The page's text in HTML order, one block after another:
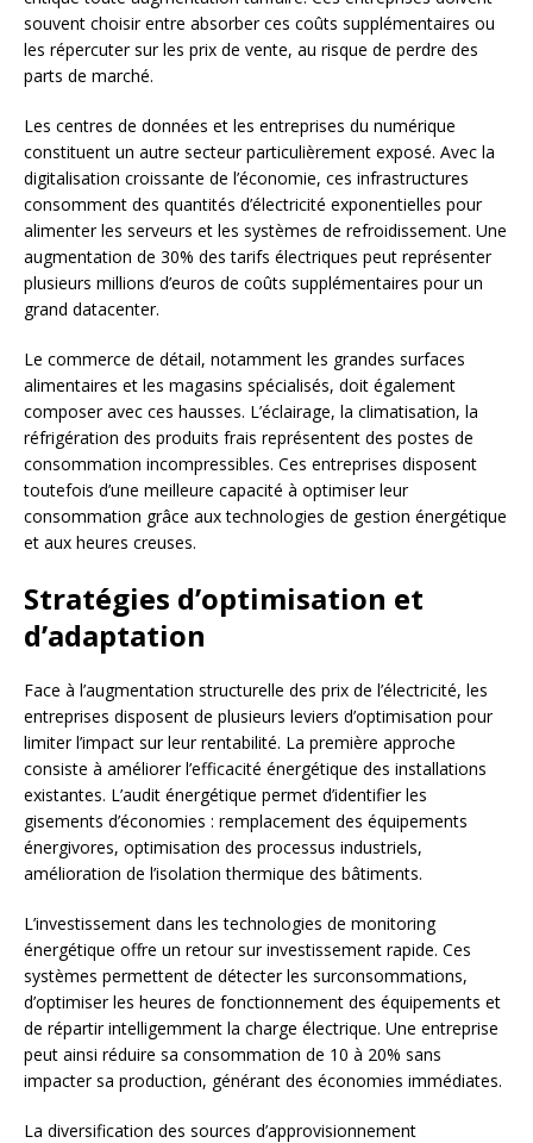
souvent choisir entre absorber ces coûts supplémentaires ou
les répercuter sur les prix de vente, au risque de perdre des
parts de marché.
Les centres de données et les entreprises du numérique
constituent un autre secteur particulièrement exposé. Avec la
digitalisation croissante de l’économie, ces infrastructures
consomment des quantités d’électricité exponentielles pour
alimenter les serveurs et les systèmes de refroidissement. Une
augmentation de 30% des tarifs électriques peut représenter
plusieurs millions d’euros de coûts supplémentaires pour un
grand datacenter.
Le commerce de détail, notamment les grandes surfaces
alimentaires et les magasins spécialisés, doit également
composer avec ces hausses. L’éclairage, la climatisation, la
réfrigération des produits frais représentent des postes de
consommation incompressibles. Ces entreprises disposent
toutefois d’une meilleure capacité à optimiser leur
consommation grâce aux technologies de gestion énergétique
et aux heures creuses.
Stratégies d’optimisation et
d’adaptation
Face à l’augmentation structurelle des prix de l’électricité, les
entreprises disposent de plusieurs leviers d’optimisation pour
limiter l’impact sur leur rentabilité. La première approche
consiste à améliorer l’efficacité énergétique des installations
existantes. L’audit énergétique permet d’identifier les
gisements d’économies : remplacement des équipements
énergivores, optimisation des processus industriels,
amélioration de l’isolation thermique des bâtiments.
L’investissement dans les technologies de monitoring
énergétique offre un retour sur investissement rapide. Ces
systèmes permettent de détecter les surconsommations,
d’optimiser les heures de fonctionnement des équipements et
de répartir intelligemment la charge électrique. Une entreprise
peut ainsi réduire sa consommation de 10 à 20% sans
impacter sa production, générant des économies immédiates.
La diversification des sources d’approvisionnement